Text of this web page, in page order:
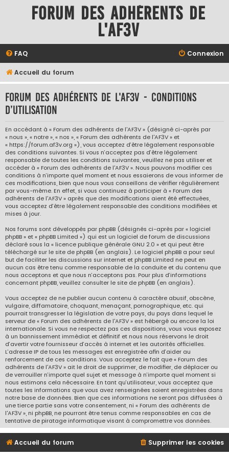
Forum des adhérents de
l'AF3V
FAQ Connexion
Accueil du forum
Forum des adhérents de l'AF3V - Conditions
d’utilisation
En accédant à « Forum des adhérents de l'AF3V » (désigné ci-après par
« nous », « notre », « nos », « Forum des adhérents de l'AF3V » et
« https://forum.af3v.org »), vous acceptez d’être légalement responsable
des conditions suivantes. Si vous n’acceptez pas d’être légalement
responsable de toutes les conditions suivantes, veuillez ne pas utiliser et
accéder à « Forum des adhérents de l'AF3V ». Nous pouvons modifier ces
conditions à n’importe quel moment et nous essaierons de vous informer de
ces modifications, bien que nous vous conseillons de vérifier régulièrement
par vous-même. En effet, si vous continuez à participer à « Forum des
adhérents de l'AF3V » après que des modifications aient été effectuées,
vous acceptez d’être légalement responsable des conditions modifiées et
mises à jour.
Nos forums sont développés par phpBB (désignés ci-après par « logiciel
phpBB » et « phpBB Limited ») qui est un logiciel de forum de discussions
déclaré sous la « licence publique générale GNU 2.0 » et qui peut être
téléchargé sur le site de phpBB (en anglais). Le logiciel phpBB a pour seul
but de faciliter les discussions sur internet et phpBB Limited ne peut en
aucun cas être tenu comme responsable de la conduite et du contenu que
nous acceptons et que nous n’acceptons pas. Pour plus d’informations
concernant phpBB, veuillez consulter le site de phpBB (en anglais).
Vous acceptez de ne publier aucun contenu à caractère abusif, obscène,
vulgaire, diffamatoire, choquant, menaçant, pornographique, etc. qui
pourrait transgresser la législation de votre pays, du pays dans lequel le
serveur de « Forum des adhérents de l'AF3V » est hébergé ou encore la loi
internationale. Si vous ne respectez pas ces dispositions, vous vous exposez
à un bannissement immédiat et définitif et nous nous réservons le droit
d’avertir votre fournisseur d’accès à internet et les autorités officielles.
L’adresse IP de tous les messages est enregistrée afin d’aider au
renforcement de ces conditions. Vous acceptez le fait que « Forum des
adhérents de l'AF3V » ait le droit de supprimer, de modifier, de déplacer ou
de verrouiller n’importe quel sujet et message à n’importe quel moment si
nous estimons cela nécessaire. En tant qu’utilisateur, vous acceptez que
toutes les informations que vous avez renseignées soient enregistrées dans
notre base de données. Bien que ces informations ne seront pas diffusées à
une tierce partie sans votre consentement, ni « Forum des adhérents de
l'AF3V », ni phpBB, ne pourront être tenus comme responsables en cas de
tentative de piratage informatique visant à compromettre vos données.
Accueil du forum Supprimer les cookies